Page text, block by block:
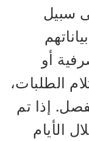
سبيل
أو
الطلبات،
إذا تم
الأيام